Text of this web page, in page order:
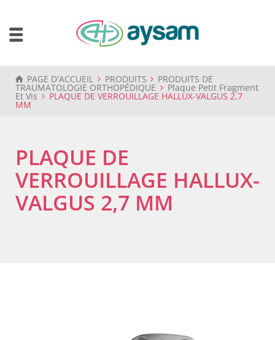
PAGE D'ACCUEIL PRODUITS PRODUITS DE
TRAUMATOLOGIE ORTHOPÉDIQUE Plaque Petit Fragment
Et Vis PLAQUE DE VERROUILLAGE HALLUX-VALGUS 2,7
MM
PLAQUE DE
VERROUILLAGE HALLUX-
VALGUS 2,7 MM